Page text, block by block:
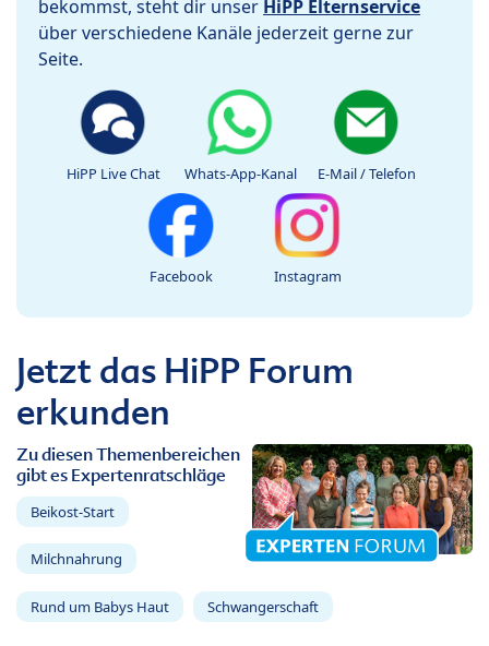
bekommst, steht dir unser HiPP Elternservice
über verschiedene Kanäle jederzeit gerne zur
Seite.
HiPP Live Chat Whats-App-Kanal E-Mail / Telefon
Facebook Instagram
Jetzt das HiPP Forum
erkunden
Zu diesen Themenbereichen
gibt es Expertenratschläge
Beikost-Start
Milchnahrung
Rund um Babys Haut Schwangerschaft